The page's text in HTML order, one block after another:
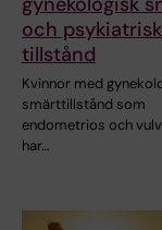
och
tillstånd
Kvinnor med
smärttillstånd som
endometrios och
har…